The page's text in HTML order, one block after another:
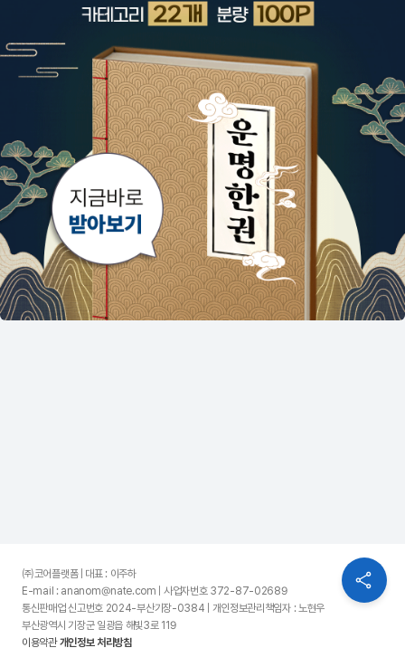
㈜코어플랫폼 | 대표 : 이주하
E-mail : ananom@nate.com | 사업자번호 372-87-02689
통신판매업 신고번호 2024-부산기장-0384 | 개인정보관리책임자 : 노현우
부산광역시 기장군 일광읍 해빛3로 119
이용약관 개인정보 처리방침